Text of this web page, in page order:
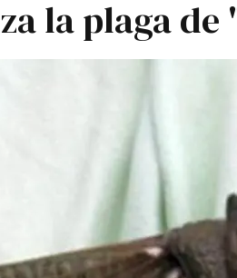
la plaga